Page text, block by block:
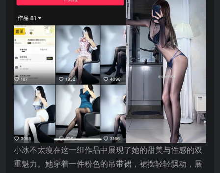
小冰不太瘦在这一组作品中展现了她的甜美与性感的双
重魅力。她穿着一件粉色的吊带裙，裙摆轻轻飘动，展